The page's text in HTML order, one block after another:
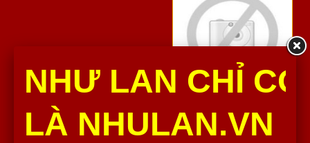
Thịt Nướng BBQ (1kg)
NHƯ LAN CHỈ
LÀ NHULAN.VN